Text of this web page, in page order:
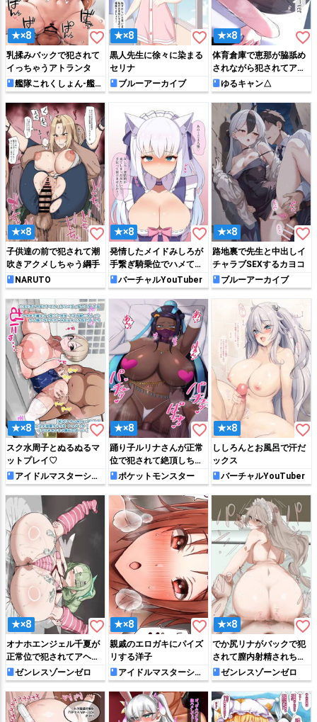
★×8 favorite_border
乳揉みバックで犯されて
イっちゃうアトランタ
艦隊これくしょん-艦こ
れ-
★×8 favorite_border
黒人先生に徐々に染まる
セリナ
ブルーアーカイブ
★×8 favorite_border
体育倉庫で恵那が脇舐め
されながら犯されてアヘ
顔で絶頂しちゃう!!
ゆるキャン△
★×8 favorite_border
子供達の前で犯されて潮
吹きアクメしちゃう綱手
NARUTO
★×8 favorite_border
発情したメイドみしろが
手繋ぎ騎乗位でハメて搾
精しちゃう♡
バーチャルYouTuber
★×8 favorite_border
路地裏で先生と中出しイ
チャラブSEXするカヨコ
ブルーアーカイブ
★×8 favorite_border
スク水周子とぬるぬるマ
ットプレイ♡
アイドルマスターシン
デレラガールズ
★×8 favorite_border
踊り子ルリナさんが正常
位で犯されて絶頂しちゃ
う♡ポケットモンスター
★×8 favorite_border
ししろんとお風呂で汗だ
ックス
バーチャルYouTuber
★×8 favorite_border
オナホエンジェル千夏が
正常位で犯されてアヘっ
ちゃう!!
ゼンレスゾーンゼロ
★×8 favorite_border
親戚のエロガキにパイズ
リする洋子
アイドルマスターシン
デレラガールズ
★×8 favorite_border
でか尻リナがバックで犯
されて膣内射精されちゃ
う♡ゼンレスゾーンゼロ